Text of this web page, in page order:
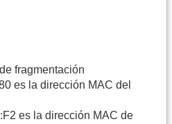
fragmentación
es la dirección MAC del
es la dirección MAC de